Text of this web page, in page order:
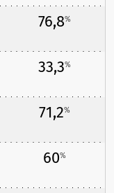
76,8%
33,3%
71,2%
60%